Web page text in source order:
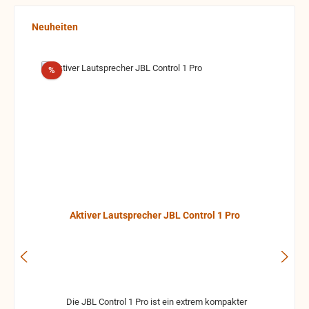
Produktgalerie überspringen
Neuheiten
%Rabatt
Aktiver Lautsprecher JBL Control 1 Pro